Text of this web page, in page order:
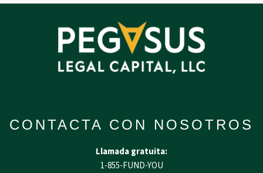
CONTACTA CON NOSOTROS
Llamada gratuita:
1-855-FUND-YOU